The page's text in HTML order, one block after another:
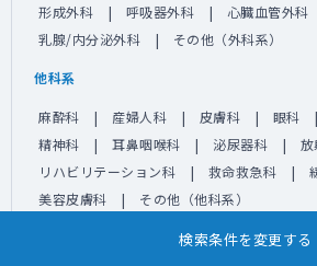
検索条件を変更する
形成外科
呼吸器外科
心臓血管外科
乳腺/内分泌外科
その他（外科系）
他科系
麻酔科 産婦人科 皮膚科 眼科
精神科
耳鼻咽喉科 泌尿器科
放
リハビリテーション科
救命救急科
美容皮膚科
その他（他科系）